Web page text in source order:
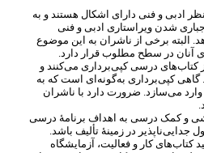
ادبی و فنی دارای اشکال هستند و به
شدن ویراستاری ادبی و فنی
البته برخی از ناشران به این موضوع
آنان در سطح مطلوب قرار دارد.
های درسی کپیبرداری میکنند و
گاهی کپیبرداری بهگونه ای است که به
میسازد. ضرورت دارد با ناشران
و کمک درسی به اهداف برنامۀ درسی
جداییناپذیر در زمینۀ تألیف باشد.
های کار و فعالیت، آزمایشگاه